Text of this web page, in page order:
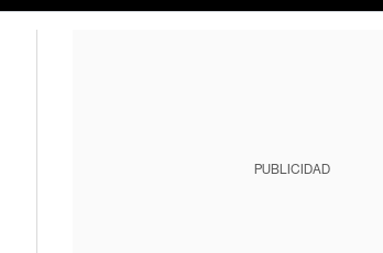
PUBLICIDAD